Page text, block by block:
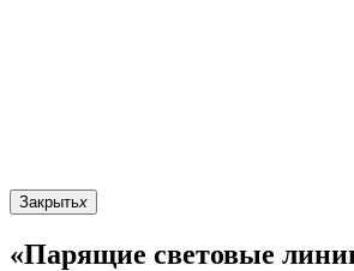
Закрытьx
«Парящие световые